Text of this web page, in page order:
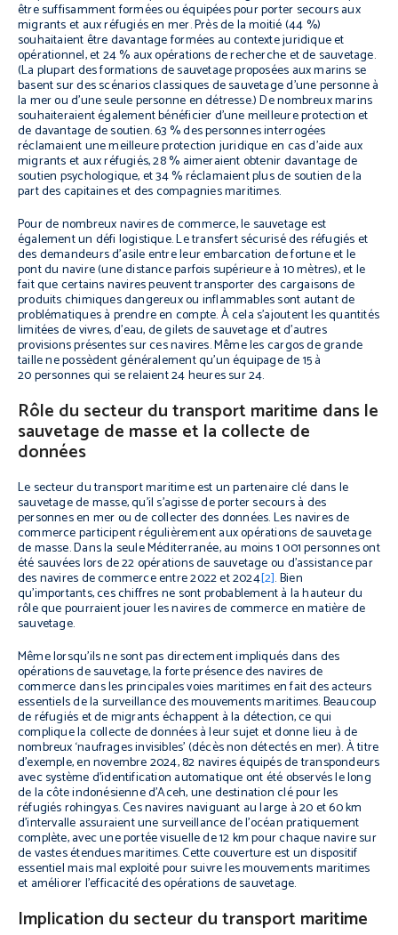
être suffisamment formées ou équipées pour porter secours aux
migrants et aux réfugiés en mer. Près de la moitié (44 %)
souhaitaient être davantage formées au contexte juridique et
opérationnel, et 24 % aux opérations de recherche et de sauvetage.
(La plupart des formations de sauvetage proposées aux marins se
basent sur des scénarios classiques de sauvetage d’une personne à
la mer ou d’une seule personne en détresse.) De nombreux marins
souhaiteraient également bénéficier d’une meilleure protection et
de davantage de soutien. 63 % des personnes interrogées
réclamaient une meilleure protection juridique en cas d’aide aux
migrants et aux réfugiés, 28 % aimeraient obtenir davantage de
soutien psychologique, et 34 % réclamaient plus de soutien de la
part des capitaines et des compagnies maritimes.
Pour de nombreux navires de commerce, le sauvetage est
également un défi logistique. Le transfert sécurisé des réfugiés et
des demandeurs d’asile entre leur embarcation de fortune et le
pont du navire (une distance parfois supérieure à 10 mètres), et le
fait que certains navires peuvent transporter des cargaisons de
produits chimiques dangereux ou inflammables sont autant de
problématiques à prendre en compte. À cela s’ajoutent les quantités
limitées de vivres, d’eau, de gilets de sauvetage et d’autres
provisions présentes sur ces navires. Même les cargos de grande
taille ne possèdent généralement qu’un équipage de 15 à
20 personnes qui se relaient 24 heures sur 24.
Rôle du secteur du transport maritime dans le
sauvetage de masse et la collecte de
données
Le secteur du transport maritime est un partenaire clé dans le
sauvetage de masse, qu’il s’agisse de porter secours à des
personnes en mer ou de collecter des données. Les navires de
commerce participent régulièrement aux opérations de sauvetage
de masse. Dans la seule Méditerranée, au moins 1 001 personnes ont
été sauvées lors de 22 opérations de sauvetage ou d’assistance par
des navires de commerce entre 2022 et 2024[2]. Bien
qu’importants, ces chiffres ne sont probablement à la hauteur du
rôle que pourraient jouer les navires de commerce en matière de
sauvetage.
Même lorsqu’ils ne sont pas directement impliqués dans des
opérations de sauvetage, la forte présence des navires de
commerce dans les principales voies maritimes en fait des acteurs
essentiels de la surveillance des mouvements maritimes. Beaucoup
de réfugiés et de migrants échappent à la détection, ce qui
complique la collecte de données à leur sujet et donne lieu à de
nombreux ‘naufrages invisibles’ (décès non détectés en mer). À titre
d’exemple, en novembre 2024, 82 navires équipés de transpondeurs
avec système d’identification automatique ont été observés le long
de la côte indonésienne d’Aceh, une destination clé pour les
réfugiés rohingyas. Ces navires naviguant au large à 20 et 60 km
d’intervalle assuraient une surveillance de l’océan pratiquement
complète, avec une portée visuelle de 12 km pour chaque navire sur
de vastes étendues maritimes. Cette couverture est un dispositif
essentiel mais mal exploité pour suivre les mouvements maritimes
et améliorer l’efficacité des opérations de sauvetage.
Implication du secteur du transport maritime